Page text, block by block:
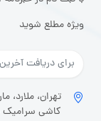
ویژه مطلع شوید
تهران، ملارد،
کاشی سرامیک